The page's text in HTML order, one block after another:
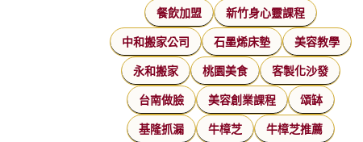
餐飲加盟 新竹身心靈課程
中和搬家公司 石墨烯床墊 美容教學
永和搬家 桃園美食 客製化沙發
台南做臉 美容創業課程 頌缽
基隆抓漏 牛樟芝 牛樟芝推薦